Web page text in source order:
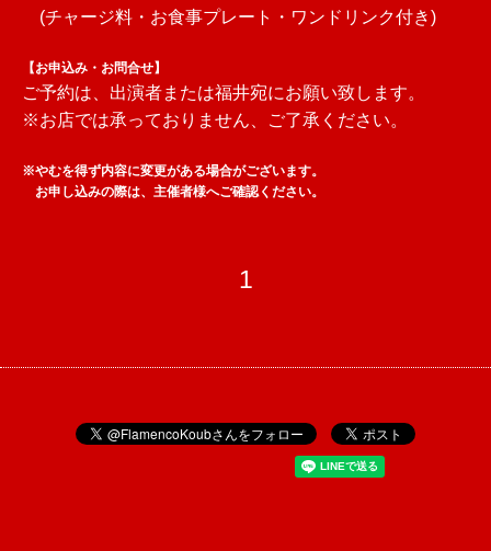
(チャージ料・お食事プレート・ワンドリンク付き)
【お申込み・お問合せ】
ご予約は、出演者または福井宛にお願い致します。
※お店では承っておりません、ご了承ください。
※やむを得ず内容に変更がある場合がございます。
お申し込みの際は、主催者様へご確認ください。
1